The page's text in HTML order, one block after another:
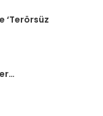
‘Terörsüz